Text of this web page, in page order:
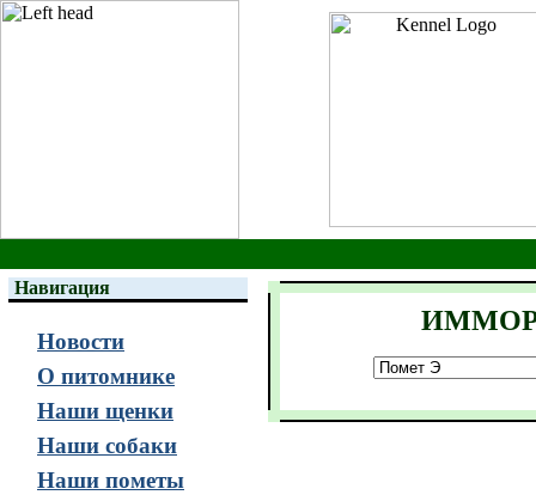
Навигация
Новости
О питомнике
Наши щенки
Наши собаки
Наши пометы